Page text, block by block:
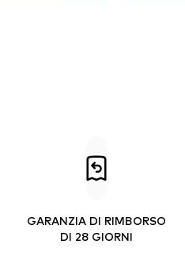
GARANZIA DI RIMBORSO
DI 28 GIORNI